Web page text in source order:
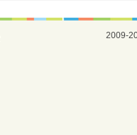
2009-